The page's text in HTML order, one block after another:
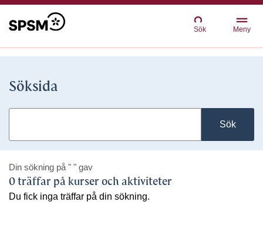
Sök Meny
Söksida
Sök
Din sökning på " " gav
0 träffar på kurser och aktiviteter
Du fick inga träffar på din sökning.